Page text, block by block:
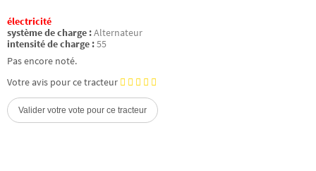
électricité
système de charge :Alternateur
intensité de charge :55
Pas encore noté.
Votre avis pour ce tracteur